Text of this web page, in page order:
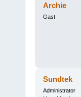
Archie
Gast
Sundtek
Administrator